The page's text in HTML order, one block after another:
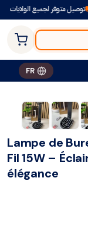
متوفر لجميع الولايات
FR
Lampe de
Fil 15W –
élégance